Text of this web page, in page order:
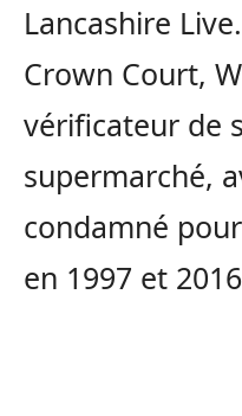
Lancashire
Crown Court,
vérificateur de
supermarché,
condamné
en 1997 et